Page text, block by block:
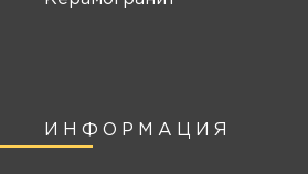
ИНФОРМАЦИЯ